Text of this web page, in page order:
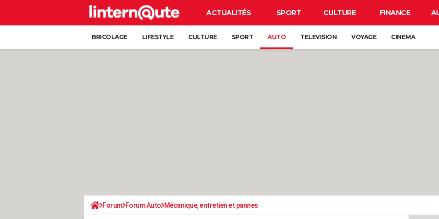
ACTUALITÉS SPORT CULTURE FINANCE
BRICOLAGE LIFESTYLE CULTURE SPORT AUTO TELEVISION VOYAGE CINEMA
Forum Forum Auto Mécanique, entretien et pannes